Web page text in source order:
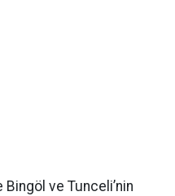
Bingöl ve Tunceli’nin